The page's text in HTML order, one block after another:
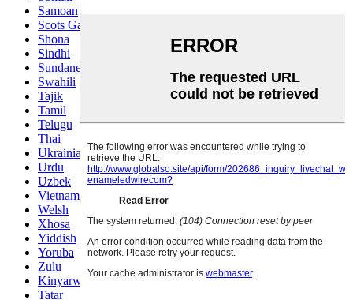
Samoan
Scots Gaelic
Shona
Sindhi
Sundanese
Swahili
Tajik
Tamil
Telugu
Thai
Ukrainian
Urdu
Uzbek
Vietnamese
Welsh
Xhosa
Yiddish
Yoruba
Zulu
Kinyarwanda
Tatar